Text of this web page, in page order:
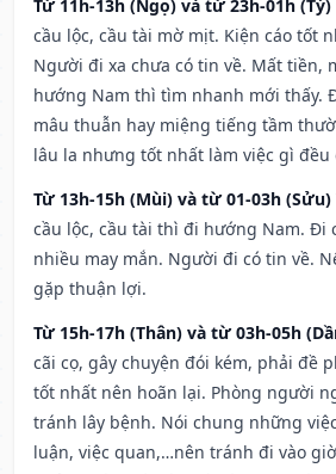
Từ 11h-13h (Ngọ) và từ 23h-01h (Tý)
cầu lộc, cầu tài mờ mịt. Kiện cáo tốt
Người đi xa chưa có tin về. Mất tiền,
hướng Nam thì tìm nhanh mới thấy.
mâu thuẫn hay miệng tiếng tầm
lâu la nhưng tốt nhất làm việc gì đều
Từ 13h-15h (Mùi) và từ 01-03h (Sửu)
cầu lộc, cầu tài thì đi hướng Nam. Đi
nhiều may mắn. Người đi có tin về.
gặp thuận lợi.
Từ 15h-17h (Thân) và từ 03h-05h
cãi cọ, gây chuyện đói kém, phải đề
tốt nhất nên hoãn lại. Phòng người
tránh lây bệnh. Nói chung những
luận, việc quan,…nên tránh đi vào